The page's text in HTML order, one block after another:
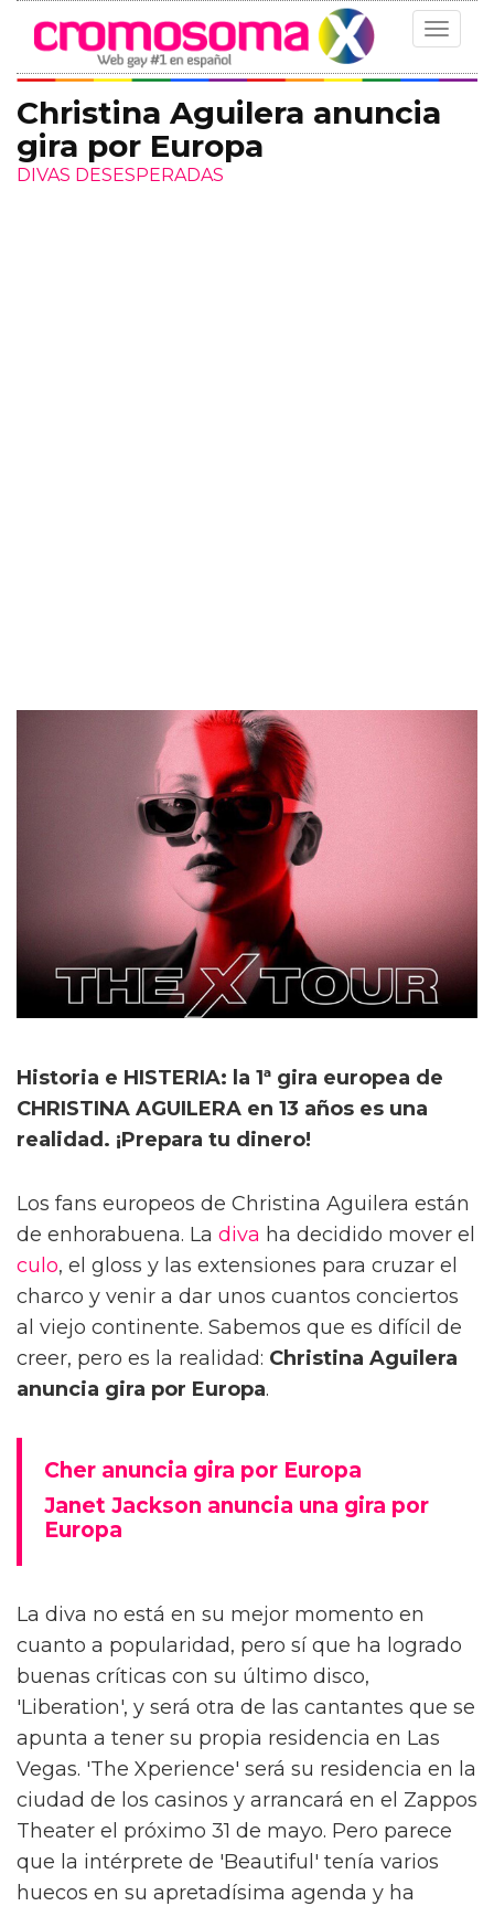
Toggle
Christina Aguilera anuncia
gira por Europa
DIVAS DESESPERADAS
Historia e HISTERIA: la 1ª gira europea de
CHRISTINA AGUILERA en 13 años es una
realidad. ¡Prepara tu dinero!
Los fans europeos de Christina Aguilera están
de enhorabuena. La diva ha decidido mover el
culo, el gloss y las extensiones para cruzar el
charco y venir a dar unos cuantos conciertos
al viejo continente. Sabemos que es difícil de
creer, pero es la realidad: Christina Aguilera
anuncia gira por Europa.
Cher anuncia gira por Europa
Janet Jackson anuncia una gira por
Europa
La diva no está en su mejor momento en
cuanto a popularidad, pero sí que ha logrado
buenas críticas con su último disco,
'Liberation', y será otra de las cantantes que se
apunta a tener su propia residencia en Las
Vegas. 'The Xperience' será su residencia en la
ciudad de los casinos y arrancará en el Zappos
Theater el próximo 31 de mayo. Pero parece
que la intérprete de 'Beautiful' tenía varios
huecos en su apretadísima agenda y ha